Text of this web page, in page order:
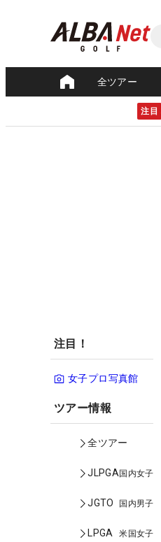
全ツアー
注目
注目！
女子プロ写真館
ツアー情報
全ツアー
JLPGA国内女子
JGTO 国内男子
LPGA 米国女子